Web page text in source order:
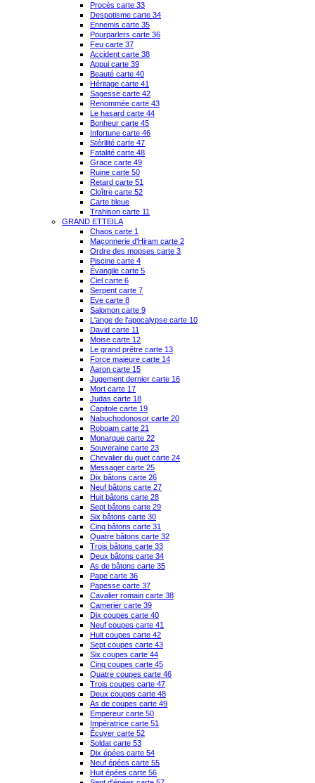
Procès carte 33
Despotisme carte 34
Ennemis carte 35
Pourparlers carte 36
Feu carte 37
Accident carte 38
Appui carte 39
Beauté carte 40
Héritage carte 41
Sagesse carte 42
Renommée carte 43
Le hasard carte 44
Bonheur carte 45
Infortune carte 46
Stérilité carte 47
Fatalité carte 48
Grace carte 49
Ruine carte 50
Retard carte 51
Cloître carte 52
Carte bleue
Trahison carte 11
GRAND ETTEILA
Chaos carte 1
Maçonnerie d'Hiram carte 2
Ordre des mopses carte 3
Piscine carte 4
Évangile carte 5
Ciel carte 6
Serpent carte 7
Eve carte 8
Salomon carte 9
L'ange de l'apocalypse carte 10
David carte 11
Moise carte 12
Le grand prêtre carte 13
Force majeure carte 14
Aaron carte 15
Jugement dernier carte 16
Mort carte 17
Judas carte 18
Capitole carte 19
Nabuchodonosor carte 20
Roboam carte 21
Monarque carte 22
Souveraine carte 23
Chevalier du guet carte 24
Messager carte 25
Dix bâtons carte 26
Neuf bâtons carte 27
Huit bâtons carte 28
Sept bâtons carte 29
Six bâtons carte 30
Cinq bâtons carte 31
Quatre bâtons carte 32
Trois bâtons carte 33
Deux bâtons carte 34
As de bâtons carte 35
Pape carte 36
Papesse carte 37
Cavalier romain carte 38
Camerier carte 39
Dix coupes carte 40
Neuf coupes carte 41
Huit coupes carte 42
Sept coupes carte 43
Six coupes carte 44
Cinq coupes carte 45
Quatre coupes carte 46
Trois coupes carte 47
Deux coupes carte 48
As de coupes carte 49
Empereur carte 50
Impératrice carte 51
Écuyer carte 52
Soldat carte 53
Dix épées carte 54
Neuf épées carte 55
Huit épées carte 56